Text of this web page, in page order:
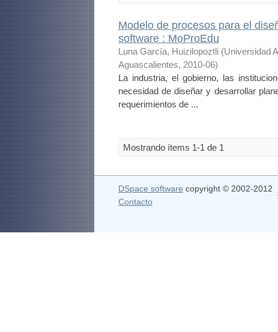
Modelo de procesos para el
software : MoProEdu
Luna García, Huizilopoztli (Universidad
Aguascalientes, 2010-06)
La industria, el gobierno, las
necesidad de diseñar y desarrollar
requerimientos de ...
Mostrando ítems 1-1 de 1
DSpace software copyright © 2002-2012
Contacto